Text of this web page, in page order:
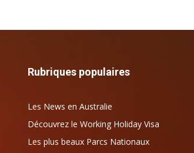
Rubriques populaires
Les News en Australie
Découvrez le Working Holiday Visa
Les plus beaux Parcs Nationaux